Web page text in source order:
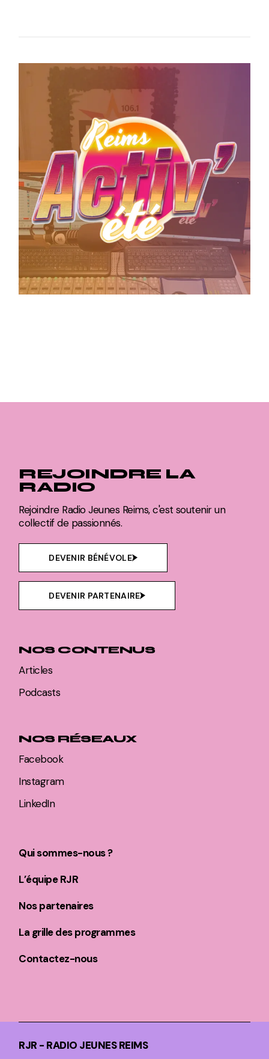
REJOINDRE LA
RADIO
Rejoindre Radio Jeunes Reims, c'est soutenir un
collectif de passionnés.
DEVENIR BÉNÉVOLE
DEVENIR PARTENAIRE
NOS CONTENUS
Articles
Podcasts
NOS RÉSEAUX
Facebook
Instagram
LinkedIn
Qui sommes-nous ?
L’équipe RJR
Nos partenaires
La grille des programmes
Contactez-nous
RJR - RADIO JEUNES REIMS